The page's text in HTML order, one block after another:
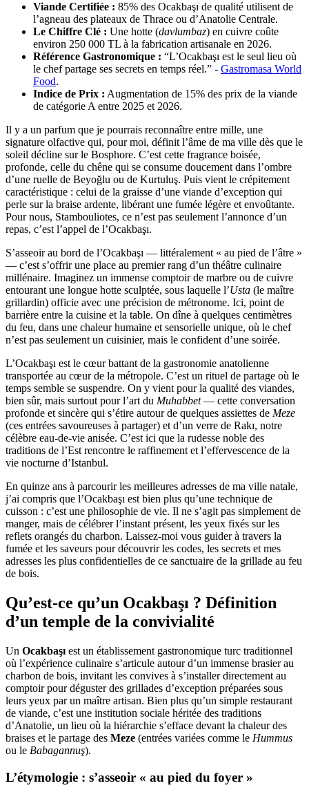
Viande Certifiée : 85% des Ocakbaşı de qualité utilisent de
l’agneau des plateaux de Thrace ou d’Anatolie Centrale.
Le Chiffre Clé : Une hotte (davlumbaz) en cuivre coûte
environ 250 000 TL à la fabrication artisanale en 2026.
Référence Gastronomique : “L’Ocakbaşı est le seul lieu où
le chef partage ses secrets en temps réel.” - Gastromasa World
Food.
Indice de Prix : Augmentation de 15% des prix de la viande
de catégorie A entre 2025 et 2026.
Il y a un parfum que je pourrais reconnaître entre mille, une
signature olfactive qui, pour moi, définit l’âme de ma ville dès que le
soleil décline sur le Bosphore. C’est cette fragrance boisée,
profonde, celle du chêne qui se consume doucement dans l’ombre
d’une ruelle de Beyoğlu ou de Kurtuluş. Puis vient le crépitement
caractéristique : celui de la graisse d’une viande d’exception qui
perle sur la braise ardente, libérant une fumée légère et envoûtante.
Pour nous, Stambouliotes, ce n’est pas seulement l’annonce d’un
repas, c’est l’appel de l’Ocakbaşı.
S’asseoir au bord de l’Ocakbaşı — littéralement « au pied de l’âtre »
— c’est s’offrir une place au premier rang d’un théâtre culinaire
millénaire. Imaginez un immense comptoir de marbre ou de cuivre
entourant une longue hotte sculptée, sous laquelle l’Usta (le maître
grillardin) officie avec une précision de métronome. Ici, point de
barrière entre la cuisine et la table. On dîne à quelques centimètres
du feu, dans une chaleur humaine et sensorielle unique, où le chef
n’est pas seulement un cuisinier, mais le confident d’une soirée.
L’Ocakbaşı est le cœur battant de la gastronomie anatolienne
transportée au cœur de la métropole. C’est un rituel de partage où le
temps semble se suspendre. On y vient pour la qualité des viandes,
bien sûr, mais surtout pour l’art du Muhabbet— cette conversation
profonde et sincère qui s’étire autour de quelques assiettes de Meze
(ces entrées savoureuses à partager) et d’un verre de Rakı, notre
célèbre eau-de-vie anisée. C’est ici que la rudesse noble des
traditions de l’Est rencontre le raffinement et l’effervescence de la
vie nocturne d’Istanbul.
En quinze ans à parcourir les meilleures adresses de ma ville natale,
j’ai compris que l’Ocakbaşı est bien plus qu’une technique de
cuisson : c’est une philosophie de vie. Il ne s’agit pas simplement de
manger, mais de célébrer l’instant présent, les yeux fixés sur les
reflets orangés du charbon. Laissez-moi vous guider à travers la
fumée et les saveurs pour découvrir les codes, les secrets et mes
adresses les plus confidentielles de ce sanctuaire de la grillade au feu
de bois.
Qu’est-ce qu’un Ocakbaşı ? Définition
d’un temple de la convivialité
Un Ocakbaşı est un établissement gastronomique turc traditionnel
où l’expérience culinaire s’articule autour d’un immense brasier au
charbon de bois, invitant les convives à s’installer directement au
comptoir pour déguster des grillades d’exception préparées sous
leurs yeux par un maître artisan. Bien plus qu’un simple restaurant
de viande, c’est une institution sociale héritée des traditions
d’Anatolie, un lieu où la hiérarchie s’efface devant la chaleur des
braises et le partage des Meze (entrées variées comme le Hummus
ou le Babagannuş).
L’étymologie : s’asseoir « au pied du foyer »